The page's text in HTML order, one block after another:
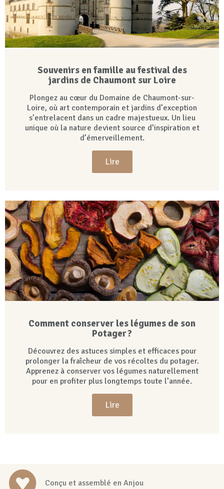
Souvenirs en famille au festival des
jardins de Chaumont sur Loire
Plongez au cœur du Domaine de Chaumont-sur-
Loire, où art contemporain et jardins d’exception
s’entrelacent dans un cadre majestueux. Un lieu
unique où la nature devient source d’inspiration et
d’émerveillement.
Lire
Comment conserver les légumes de son
Potager ?
Découvrez des astuces simples et efficaces pour
prolonger la fraîcheur de vos récoltes du potager.
Apprenez à conserver vos légumes naturellement
pour en profiter plus longtemps toute l’année.
Lire
Conçu et assemblé en Anjou